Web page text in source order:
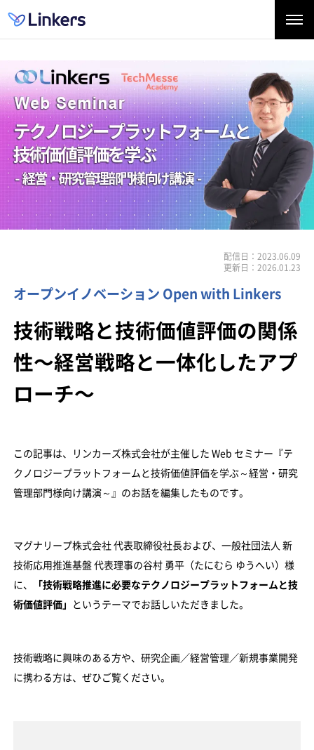
配信日：2023.06.09
更新日：2026.01.23
オープンイノベーション Open with Linkers
技術戦略と技術価値評価の関係
性〜経営戦略と一体化したアプ
ローチ〜
この記事は、リンカーズ株式会社が主催した Web セミナー『テ
クノロジープラットフォームと技術価値評価を学ぶ～経営・研究
管理部門様向け講演～』のお話を編集したものです。
マグナリープ株式会社 代表取締役社長および、一般社団法人 新
技術応用推進基盤 代表理事の谷村 勇平（たにむら ゆうへい）様
に、
「技術戦略推進に必要なテクノロジープラットフォームと技
術価値評価」
というテーマでお話しいただきました。
技術戦略に興味のある方や、研究企画／経営管理／新規事業開発
に携わる方は、ぜひご覧ください。